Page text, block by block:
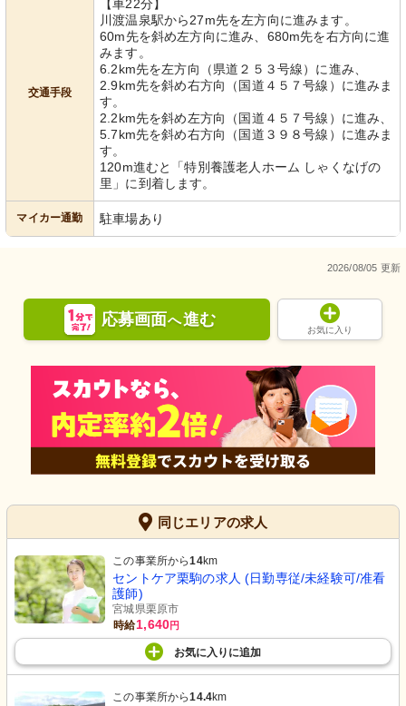
交通手段
【車22分】
川渡温泉駅から27m先を左方向に進みます。
60m先を斜め左方向に進み、680m先を右方向に進
みます。
6.2km先を左方向（県道２５３号線）に進み、
2.9km先を斜め右方向（国道４５７号線）に進みま
す。
2.2km先を斜め左方向（国道４５７号線）に進み、
5.7km先を斜め右方向（国道３９８号線）に進みま
す。
120m進むと「特別養護老人ホーム しゃくなげの
里」に到着します。
マイカー通勤 駐車場あり
2026/08/05 更新
応募画面へ進む
お気に入り
同じエリアの求人
この事業所から14km
セントケア栗駒の求人 (日勤専従/未経験可/准看
護師)
宮城県栗原市
時給1,640円
お気に入り に追加
この事業所から14.4km